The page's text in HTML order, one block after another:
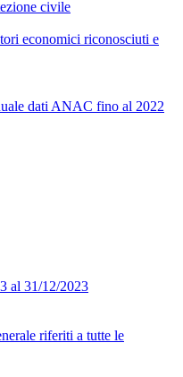
civile
economici riconosciuti e
dati ANAC fino al 2022
al 31/12/2023
riferiti a tutte le